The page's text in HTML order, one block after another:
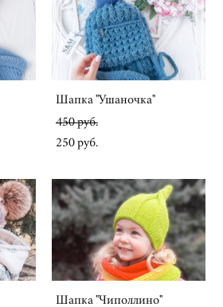
Шапка "Ушаночка"
450 pуб.
250 pуб.
Шапка "Чиполлино"